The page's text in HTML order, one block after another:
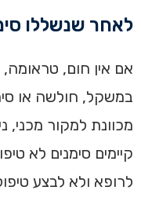
לאחר שנשללו
אם אין חום,
במשקל, חולשה או
מכוונת למקור מכני,
קיימים סימנים לא
לרופא ולא לבצע